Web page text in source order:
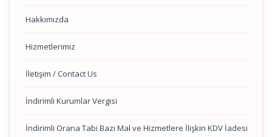
Hakkımızda
Hizmetlerimiz
İletişim / Contact Us
İndirimli Kurumlar Vergisi
İndirimli Orana Tabi Bazı Mal ve Hizmetlere İlişkin KDV İadesi